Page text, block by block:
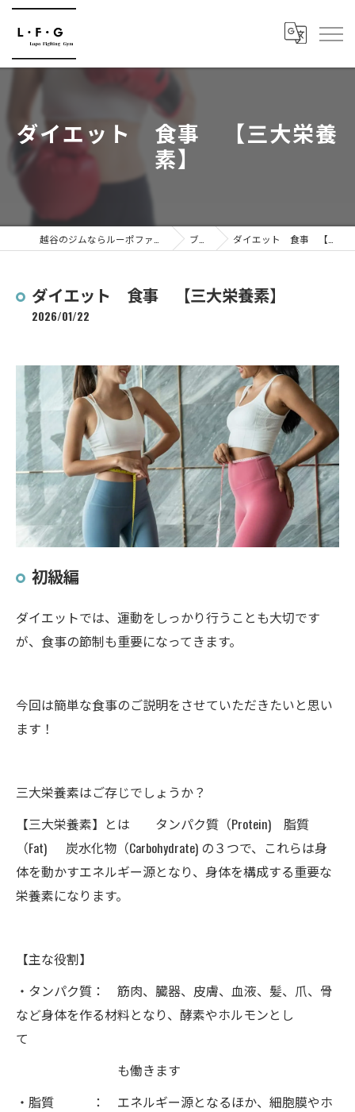
ダイエット 食事 【三大栄養
素】
ブログ ダイエット 食事 【三大栄養素】
ダイエット 食事 【三大栄養素】
2026/01/22
初級編
ダイエットでは、運動をしっかり行うことも大切です
が、食事の節制も重要になってきます。
今回は簡単な食事のご説明をさせていただきたいと思い
ます！
三大栄養素はご存じでしょうか？
【三大栄養素】とは タンパク質（Protein) 脂質
（Fat) 炭水化物（Carbohydrate) の３つで、これらは身
体を動かすエネルギー源となり、身体を構成する重要な
栄養素になります。
【主な役割】
・タンパク質： 筋肉、臓器、皮膚、血液、髪、爪、骨
など身体を作る材料となり、酵素やホルモンとし
て
も働きます
・脂質 ： エネルギー源となるほか、細胞膜やホ